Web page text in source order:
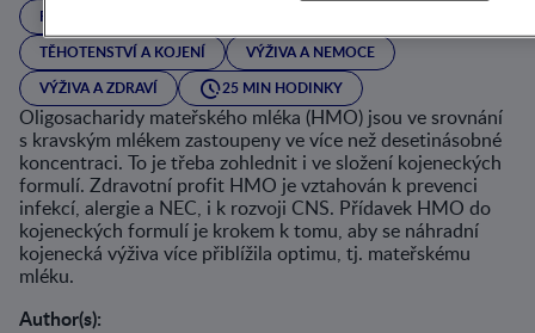
RŮST A VÝVOJ
TĚHOTENSTVÍ A KOJENÍ
VÝŽIVA A NEMOCE
VÝŽIVA A ZDRAVÍ
25 MIN HODINKY
Oligosacharidy mateřského mléka (HMO) jsou ve srovnání
s kravským mlékem zastoupeny ve více než desetinásobné
koncentraci. To je třeba zohlednit i ve složení kojeneckých
formulí. Zdravotní profit HMO je vztahován k prevenci
infekcí, alergie a NEC, i k rozvoji CNS. Přídavek HMO do
kojeneckých formulí je krokem k tomu, aby se náhradní
kojenecká výživa více přiblížila optimu, tj. mateřskému
mléku.
Author(s):